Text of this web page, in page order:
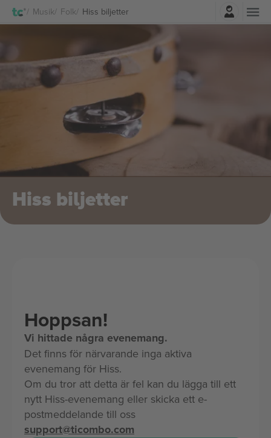
Musik Folk Hiss biljetter
Hiss biljetter
Hoppsan!
Vi hittade några evenemang.
Det finns för närvarande inga aktiva
evenemang för Hiss.
Om du tror att detta är fel kan du lägga till ett
nytt Hiss-evenemang eller skicka ett e-
postmeddelande till oss
support@ticombo.com